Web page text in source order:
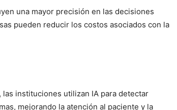
una mayor precisión en las decisiones
pueden reducir los costos asociados con la
instituciones utilizan IA para detectar
mejorando la atención al paciente y la